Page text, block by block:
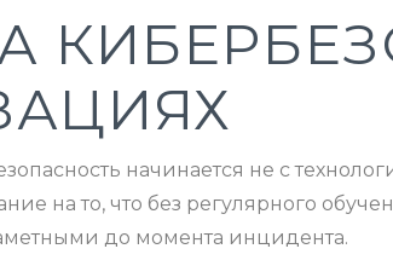
начинается не с
на то, что без регулярного
до момента инцидента.